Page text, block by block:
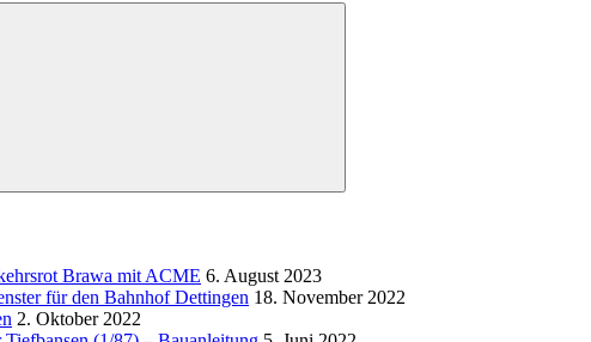
Suchen
Brawa mit ACME 6. August 2023
für den Bahnhof Dettingen 18. November 2022
2. Oktober 2022